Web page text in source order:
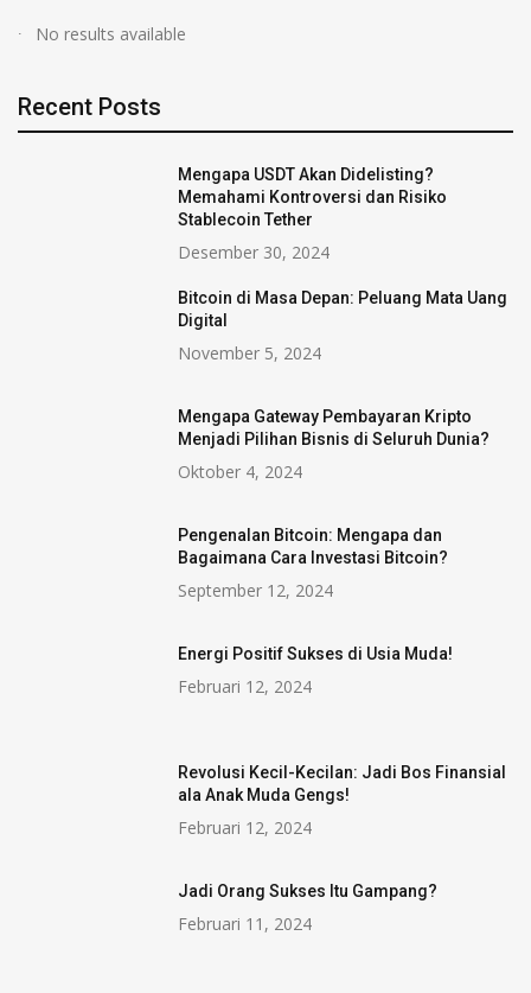
No results available
Recent Posts
Mengapa USDT Akan Didelisting?
Memahami Kontroversi dan Risiko
Stablecoin Tether
Desember 30, 2024
Bitcoin di Masa Depan: Peluang Mata Uang
Digital
November 5, 2024
Mengapa Gateway Pembayaran Kripto
Menjadi Pilihan Bisnis di Seluruh Dunia?
Oktober 4, 2024
Pengenalan Bitcoin: Mengapa dan
Bagaimana Cara Investasi Bitcoin?
September 12, 2024
Energi Positif Sukses di Usia Muda!
Februari 12, 2024
Revolusi Kecil-Kecilan: Jadi Bos Finansial
ala Anak Muda Gengs!
Februari 12, 2024
Jadi Orang Sukses Itu Gampang?
Februari 11, 2024